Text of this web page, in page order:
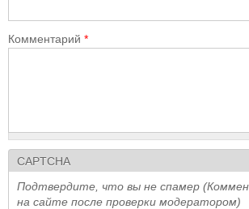
Комментарий *
CAPTCHA
Подтвердите, что вы не спамер
на сайте после проверки модератором)